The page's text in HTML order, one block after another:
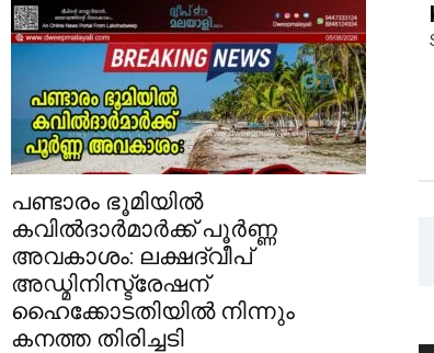
പണ്ടാരം ഭൂമിയിൽ
കവിൽദാർമാർക്ക് പൂർണ്ണ
അവകാശം: ലക്ഷദ്വീപ്
അഡ്മിനിസ്ട്രേഷന്
ഹൈക്കോടതിയിൽ നിന്നും
കനത്ത തിരിച്ചടി